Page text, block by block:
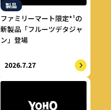
製品
ファミリーマート限定*¹の
新製品「フルーツデタジャ
ン」登場
2026.7.27